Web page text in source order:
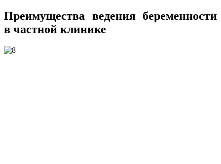
Преимущества ведения беременности
в частной клинике